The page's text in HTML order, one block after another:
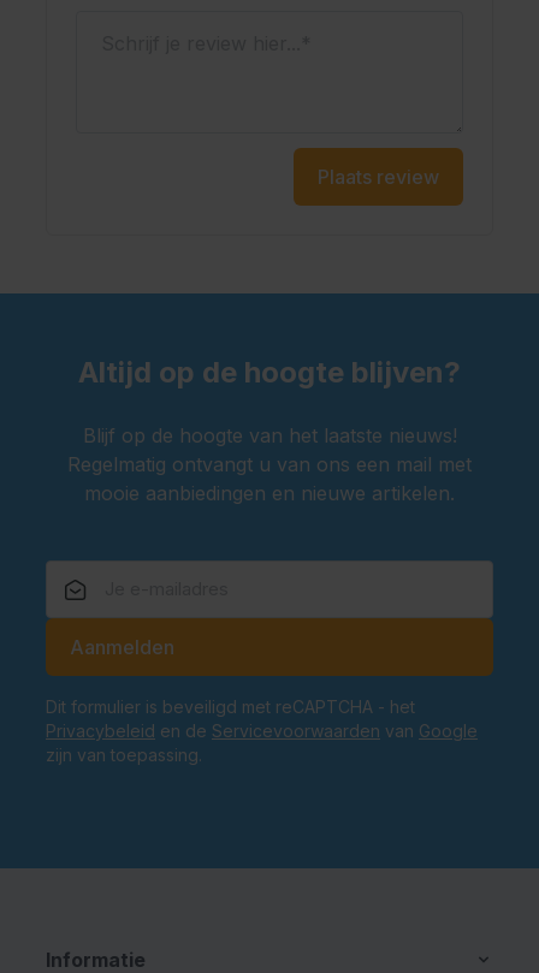
Plaats review
Altijd op de hoogte blijven?
Blijf op de hoogte van het laatste nieuws!
Regelmatig ontvangt u van ons een mail met
mooie aanbiedingen en nieuwe artikelen.
Aanmelden
Dit formulier is beveiligd met reCAPTCHA - het
Privacybeleid en de Servicevoorwaarden van Google
zijn van toepassing.
Informatie